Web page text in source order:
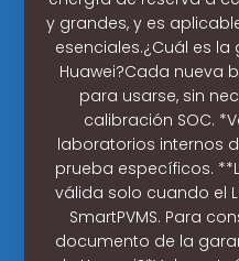
y grandes, y es
esenciales.¿Cuál es
Huawei?Cada nueva
para usarse, sin
calibración SOC.
laboratorios internos
prueba específicos.
válida solo cuando el
SmartPVMS. Para
documento de la